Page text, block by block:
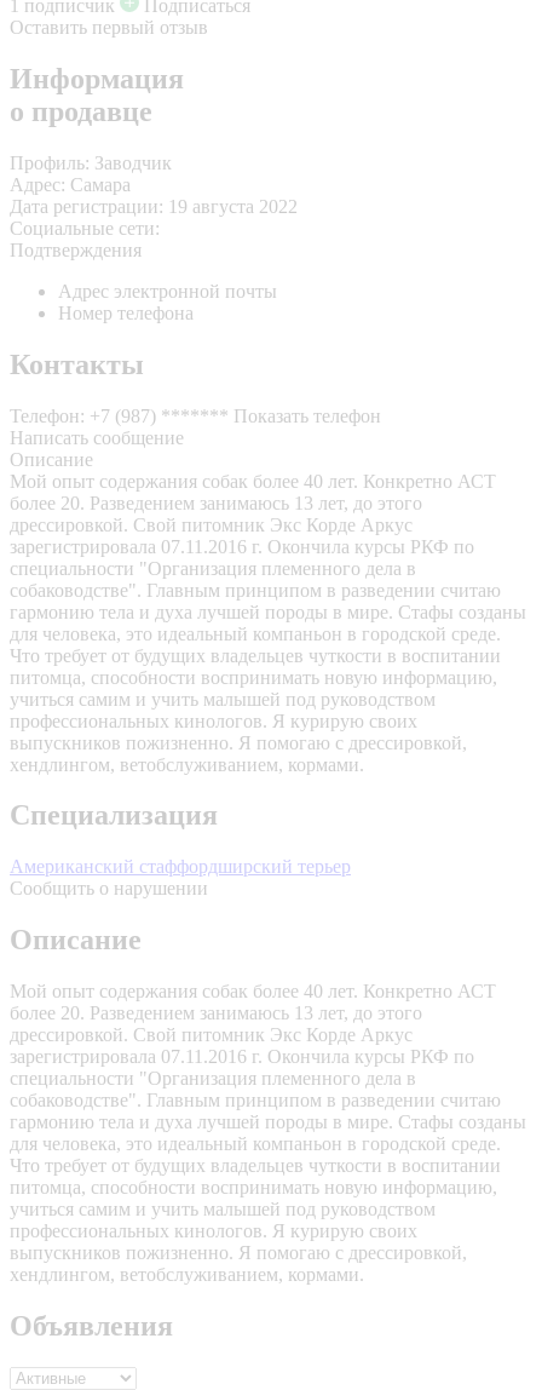
1 подписчик
Подписаться
Оставить первый отзыв
Информация
о продавце
Профиль: Заводчик
Адрес: Самара
Дата регистрации: 19 августа 2022
Социальные сети:
Подтверждения
Адрес электронной почты
Номер телефона
Контакты
Телефон: +7 (987) ******* Показать телефон
Написать сообщение
Описание
Мой опыт содержания собак более 40 лет. Конкретно АСТ
более 20. Разведением занимаюсь 13 лет, до этого
дрессировкой. Свой питомник Экс Корде Аркус
зарегистрировала 07.11.2016 г. Окончила курсы РКФ по
специальности "Организация племенного дела в
собаководстве". Главным принципом в разведении считаю
гармонию тела и духа лучшей породы в мире. Стафы созданы
для человека, это идеальный компаньон в городской среде.
Что требует от будущих владельцев чуткости в воспитании
питомца, способности воспринимать новую информацию,
учиться самим и учить малышей под руководством
профессиональных кинологов. Я курирую своих
выпускников пожизненно. Я помогаю с дрессировкой,
хендлингом, ветобслуживанием, кормами.
Специализация
Американский стаффордширский терьер
Сообщить о нарушении
Описание
Мой опыт содержания собак более 40 лет. Конкретно АСТ
более 20. Разведением занимаюсь 13 лет, до этого
дрессировкой. Свой питомник Экс Корде Аркус
зарегистрировала 07.11.2016 г. Окончила курсы РКФ по
специальности "Организация племенного дела в
собаководстве". Главным принципом в разведении считаю
гармонию тела и духа лучшей породы в мире. Стафы созданы
для человека, это идеальный компаньон в городской среде.
Что требует от будущих владельцев чуткости в воспитании
питомца, способности воспринимать новую информацию,
учиться самим и учить малышей под руководством
профессиональных кинологов. Я курирую своих
выпускников пожизненно. Я помогаю с дрессировкой,
хендлингом, ветобслуживанием, кормами.
Объявления